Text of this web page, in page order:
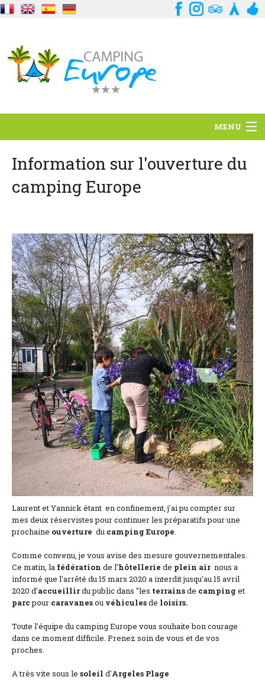
MENU
Standort
Ambience
Kontakt
Lage und Zufahrt
Kontaktformular
Dokumentation
Nachrichten
Mobilheim und Preise
Campingplatz und Preise
Zimmer pro Nacht und Preise
Information sur l'ouverture du
camping Europe
Laurent et Yannick étant en confinement, j'ai pu compter sur
mes deux réservistes pour continuer les préparatifs pour une
prochaine ouverture du camping Europe.
Comme convenu, je vous avise des mesure gouvernementales.
Ce matin, la fédération de l’hôtellerie de plein air nous a
informé que l'arrêté du 15 mars 2020 a interdit jusqu'au 15 avril
2020 d'accueillirdu public dans "les terrainsde camping et
parcpour caravanesou véhiculesde loisirs.
Toute l'équipe du camping Europe vous souhaite bon courage
dans ce moment difficile. Prenez soin de vous et de vos
proches.
A très vite sous le soleil d'Argeles Plage